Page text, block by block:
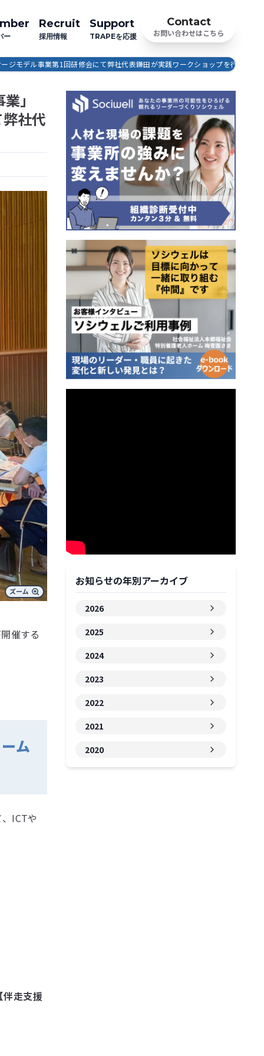
ー
Recruit
採用情報
Support
TRAPEを応援
Contact
お問い合わせはこちら
ジモデル事業第1回研修会にて弊社代表鎌田が実践ワークショップを行いまし
」
社代
催する
ム
ICTや
【伴走支援
お知らせの年別アーカイブ
2026
2025
2024
2023
2022
2021
2020